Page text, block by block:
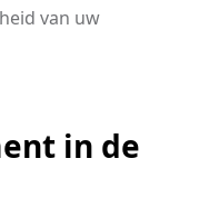
van uw
in de